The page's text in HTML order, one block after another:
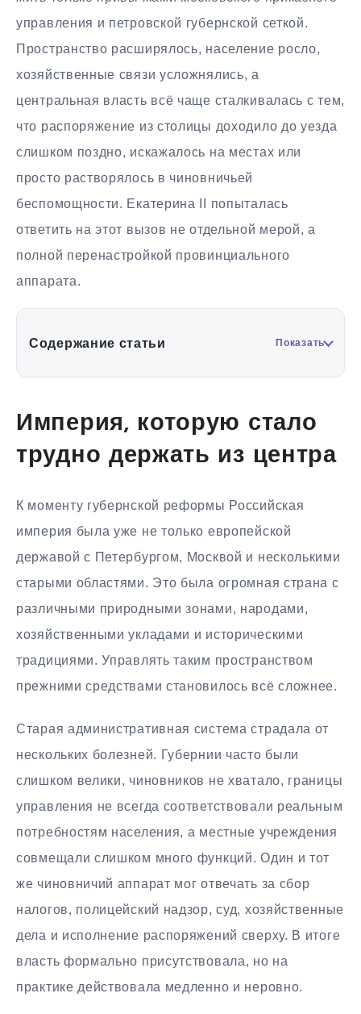
управления и петровской губернской сеткой.
Пространство расширялось, население росло,
хозяйственные связи усложнялись, а
центральная власть всё чаще сталкивалась с тем,
что распоряжение из столицы доходило до уезда
слишком поздно, искажалось на местах или
просто растворялось в чиновничьей
беспомощности. Екатерина II попыталась
ответить на этот вызов не отдельной мерой, а
полной перенастройкой провинциального
аппарата.
Содержание статьи Показать
Империя, которую стало
трудно держать из центра
К моменту губернской реформы Российская
империя была уже не только европейской
державой с Петербургом, Москвой и несколькими
старыми областями. Это была огромная страна с
различными природными зонами, народами,
хозяйственными укладами и историческими
традициями. Управлять таким пространством
прежними средствами становилось всё сложнее.
Старая административная система страдала от
нескольких болезней. Губернии часто были
слишком велики, чиновников не хватало, границы
управления не всегда соответствовали реальным
потребностям населения, а местные учреждения
совмещали слишком много функций. Один и тот
же чиновничий аппарат мог отвечать за сбор
налогов, полицейский надзор, суд, хозяйственные
дела и исполнение распоряжений сверху. В итоге
власть формально присутствовала, но на
практике действовала медленно и неровно.